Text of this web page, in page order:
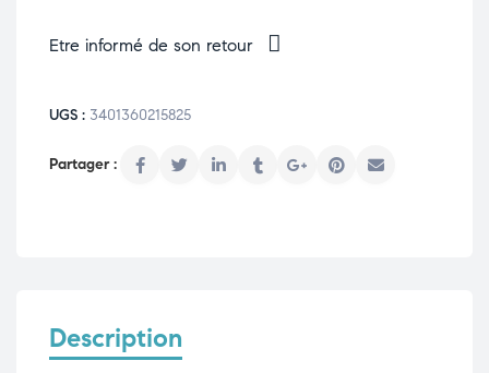
Etre informé de son retour
UGS : 3401360215825
Description